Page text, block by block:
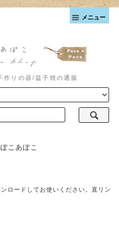
メニュー
作りの器/益子焼の通販
こあぽこ
ロードしてお使いください。直リン